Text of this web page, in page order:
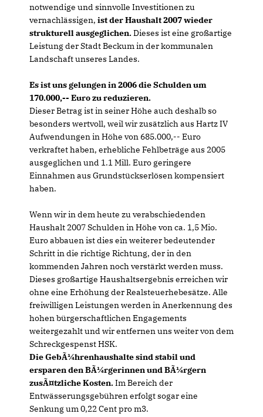
notwendige und sinnvolle Investitionen zu
vernachlässigen, ist der Haushalt 2007 wieder
strukturell ausgeglichen. Dieses ist eine großartige
Leistung der Stadt Beckum in der kommunalen
Landschaft unseres Landes.
Es ist uns gelungen in 2006 die Schulden um
170.000,-- Euro zu reduzieren.
Dieser Betrag ist in seiner Höhe auch deshalb so
besonders wertvoll, weil wir zusätzlich aus Hartz IV
Aufwendungen in Höhe von 685.000,-- Euro
verkraftet haben, erhebliche Fehlbeträge aus 2005
ausgeglichen und 1.1 Mill. Euro geringere
Einnahmen aus Grundstückserlösen kompensiert
haben.
Wenn wir in dem heute zu verabschiedenden
Haushalt 2007 Schulden in Höhe von ca. 1,5 Mio.
Euro abbauen ist dies ein weiterer bedeutender
Schritt in die richtige Richtung, der in den
kommenden Jahren noch verstärkt werden muss.
Dieses großartige Haushaltsergebnis erreichen wir
ohne eine Erhöhung der Realsteuerhebesätze. Alle
freiwilligen Leistungen werden in Anerkennung des
hohen bürgerschaftlichen Engagements
weitergezahlt und wir entfernen uns weiter von dem
Schreckgespenst HSK.
Die GebÃ¼hrenhaushalte sind stabil und
ersparen den BÃ¼rgerinnen und BÃ¼rgern
zusÃ¤tzliche Kosten. Im Bereich der
Entwässerungsgebühren erfolgt sogar eine
Senkung um 0,22 Cent pro m3.